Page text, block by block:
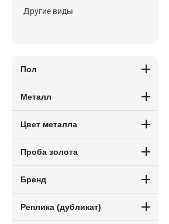
Другие виды
Пол
Металл
Цвет металла
Проба золота
Бренд
Реплика (дубликат)